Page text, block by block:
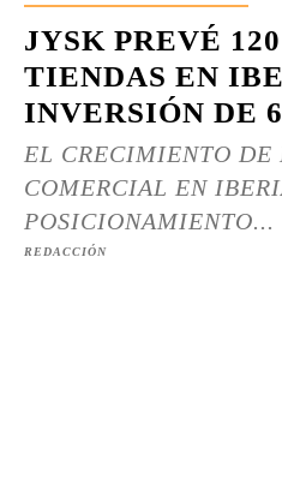
JYSK PREVÉ
TIENDAS EN
INVERSIÓN DE
EL CRECIMIENTO DE
COMERCIAL EN
POSICIONAMIENTO...
REDACCIÓN